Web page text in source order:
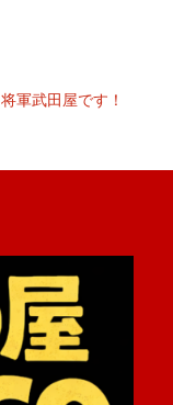
将軍武田屋です！